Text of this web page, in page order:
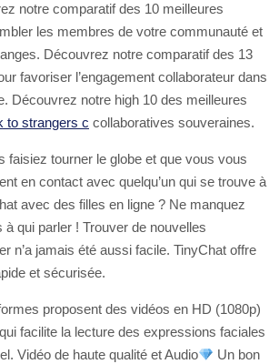
notre comparatif des 10 meilleures
les membres de votre communauté et
Découvrez notre comparatif des 13
favoriser l’engagement collaborateur dans
Découvrez notre high 10 des meilleures
to strangers c collaboratives souveraines.
faisiez tourner le globe et que vous vous
en contact avec quelqu’un qui se trouve à
avec des filles en ligne ? Ne manquez
à qui parler ! Trouver de nouvelles
n’a jamais été aussi facile. TinyChat offre
et sécurisée.
proposent des vidéos en HD (1080p)
facilite la lecture des expressions faciales
Vidéo de haute qualité et Audio
Un bon